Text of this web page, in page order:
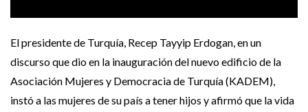
El presidente de Turquía, Recep Tayyip Erdogan, en un
discurso que dio en la inauguración del nuevo edificio de la
Asociación Mujeres y Democracia de Turquía (KADEM),
instó a las mujeres de su país a tener hijos y afirmó que la vida